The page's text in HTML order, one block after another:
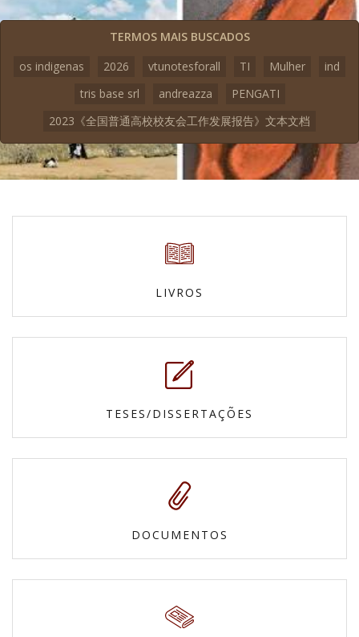
TERMOS MAIS BUSCADOS
os indigenas
2026 vtunotesforall TI Mulher
ind
tris base srl
andreazza
PENGATI
2023《全国普通高校校友会工作发展报告》文本文档
LIVROS
TESES/DISSERTAÇÕES
DOCUMENTOS